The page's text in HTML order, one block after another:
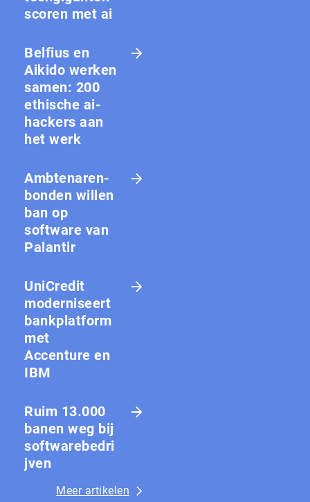
scoren met ai
Belfius en
Aikido werken
samen: 200
ethische ai-
hackers aan
het werk
Amb­te­na­ren­
bon­den willen
ban op
software van
Palantir
UniCredit
moderniseert
bankplatform
met
Accenture en
IBM
Ruim 13.000
banen weg bij
softwarebedri
jven
Meer artikelen